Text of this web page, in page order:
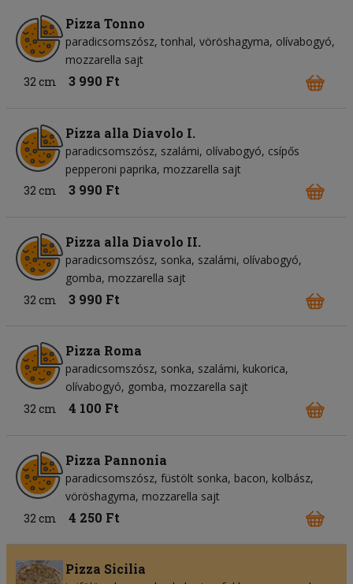
Pizza Tonno
paradicsomszósz tonhal vöröshagyma olívabogyó
mozzarella sajt
32 cm
3 990 Ft
Pizza alla Diavolo I.
paradicsomszósz szalámi olívabogyó csípős
pepperoni paprika mozzarella sajt
32 cm
3 990 Ft
Pizza alla Diavolo II.
paradicsomszósz sonka szalámi olívabogyó
gomba mozzarella sajt
32 cm
3 990 Ft
Pizza Roma
paradicsomszósz sonka szalámi kukorica
olívabogyó gomba mozzarella sajt
32 cm
4 100 Ft
Pizza Pannonia
paradicsomszósz füstölt sonka bacon kolbász
vöröshagyma mozzarella sajt
32 cm
4 250 Ft
Pizza Sicilia